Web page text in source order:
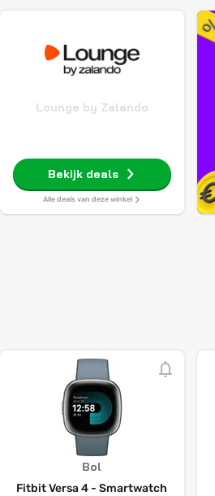
Lounge by Zalando
Bekijk deals
Alle deals van deze winkel
Bol
Fitbit Versa 4 - Smartwatch